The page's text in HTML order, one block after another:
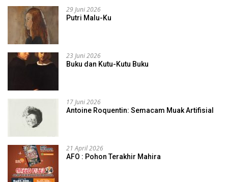
29 Juni 2026
Putri Malu-Ku
23 Juni 2026
Buku dan Kutu-Kutu Buku
17 Juni 2026
Antoine Roquentin: Semacam Muak Artifisial
21 April 2026
AFO : Pohon Terakhir Mahira